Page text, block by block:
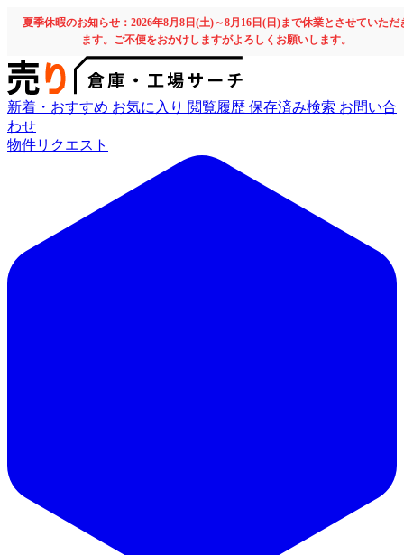
夏季休暇のお知らせ：2026年8月8日(土)～8月16日(日)まで休業とさせていただ
ます。ご不便をおかけしますがよろしくお願いします。
新着・おすすめ お気に入り 閲覧履歴 保存済み検索 お問い合
わせ
物件リクエスト